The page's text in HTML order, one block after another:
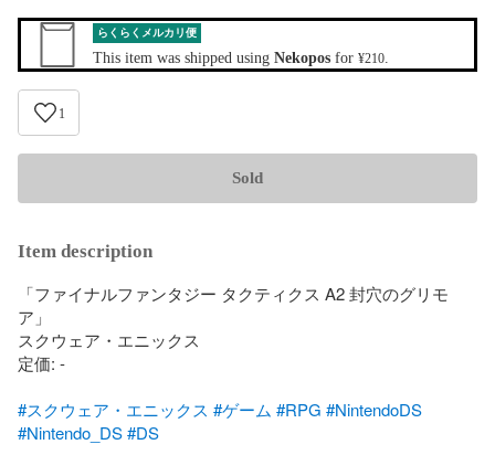
らくらくメルカリ便
This item was shipped using Nekopos for ¥210
1
Sold
Item description
「ファイナルファンタジー タクティクス A2 封穴のグリモ
ア」
スクウェア・エニックス
定価: -
#スクウェア・エニックス #ゲーム #RPG #NintendoDS
#Nintendo_DS#DS